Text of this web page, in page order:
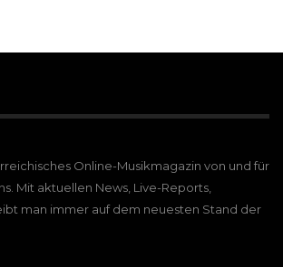
Online-Musikmagazin von und für
Mit aktuellen News, Live-Reports,
man immer auf dem neuesten Stand der